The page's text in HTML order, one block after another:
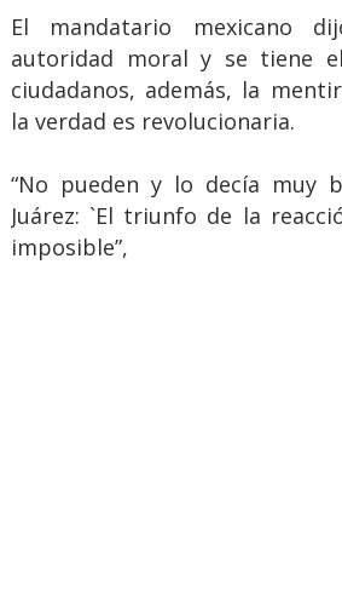
El mandatario mexicano
autoridad moral y se tiene
ciudadanos, además, la
la verdad es revolucionaria.
“No pueden y lo decía muy
Juárez: `El triunfo de la
imposible”,